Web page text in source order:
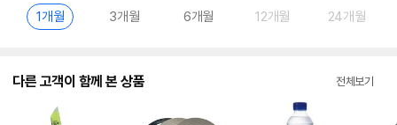
1개월 3개월 6개월 12개월 24개월
다른 고객이 함께 본 상품 전체보기